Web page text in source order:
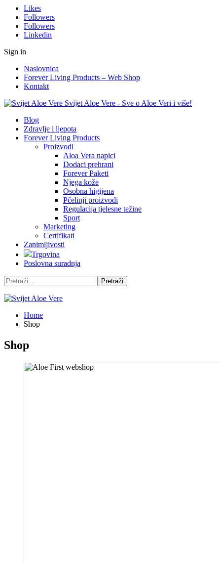
Likes
Followers
Followers
Linkedin
Sign in
Naslovnica
Forever Living Products – Web Shop
Kontakt
Svijet Aloe Vere - Sve o Aloe Veri i više!
Blog
Zdravlje i ljepota
Forever Living Products
Proizvodi
Aloa Vera napici
Dodaci prehrani
Forever Paketi
Njega kože
Osobna higijena
Pčelinji proizvodi
Regulacija tjelesne težine
Sport
Marketing
Certifikati
Zanimljivosti
Trgovina
Poslovna suradnja
Home
Shop
Shop